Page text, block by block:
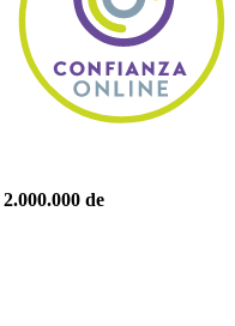
2.000.000 de